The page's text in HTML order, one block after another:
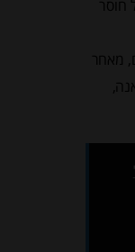
חוסר
מאחר